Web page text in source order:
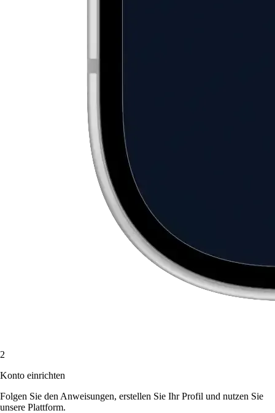
2
Konto einrichten
Folgen Sie den Anweisungen, erstellen Sie Ihr Profil und nutzen Sie
unsere Plattform.